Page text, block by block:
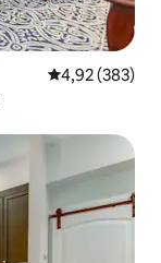
4,92 ud af 5 i
4,92 (383)